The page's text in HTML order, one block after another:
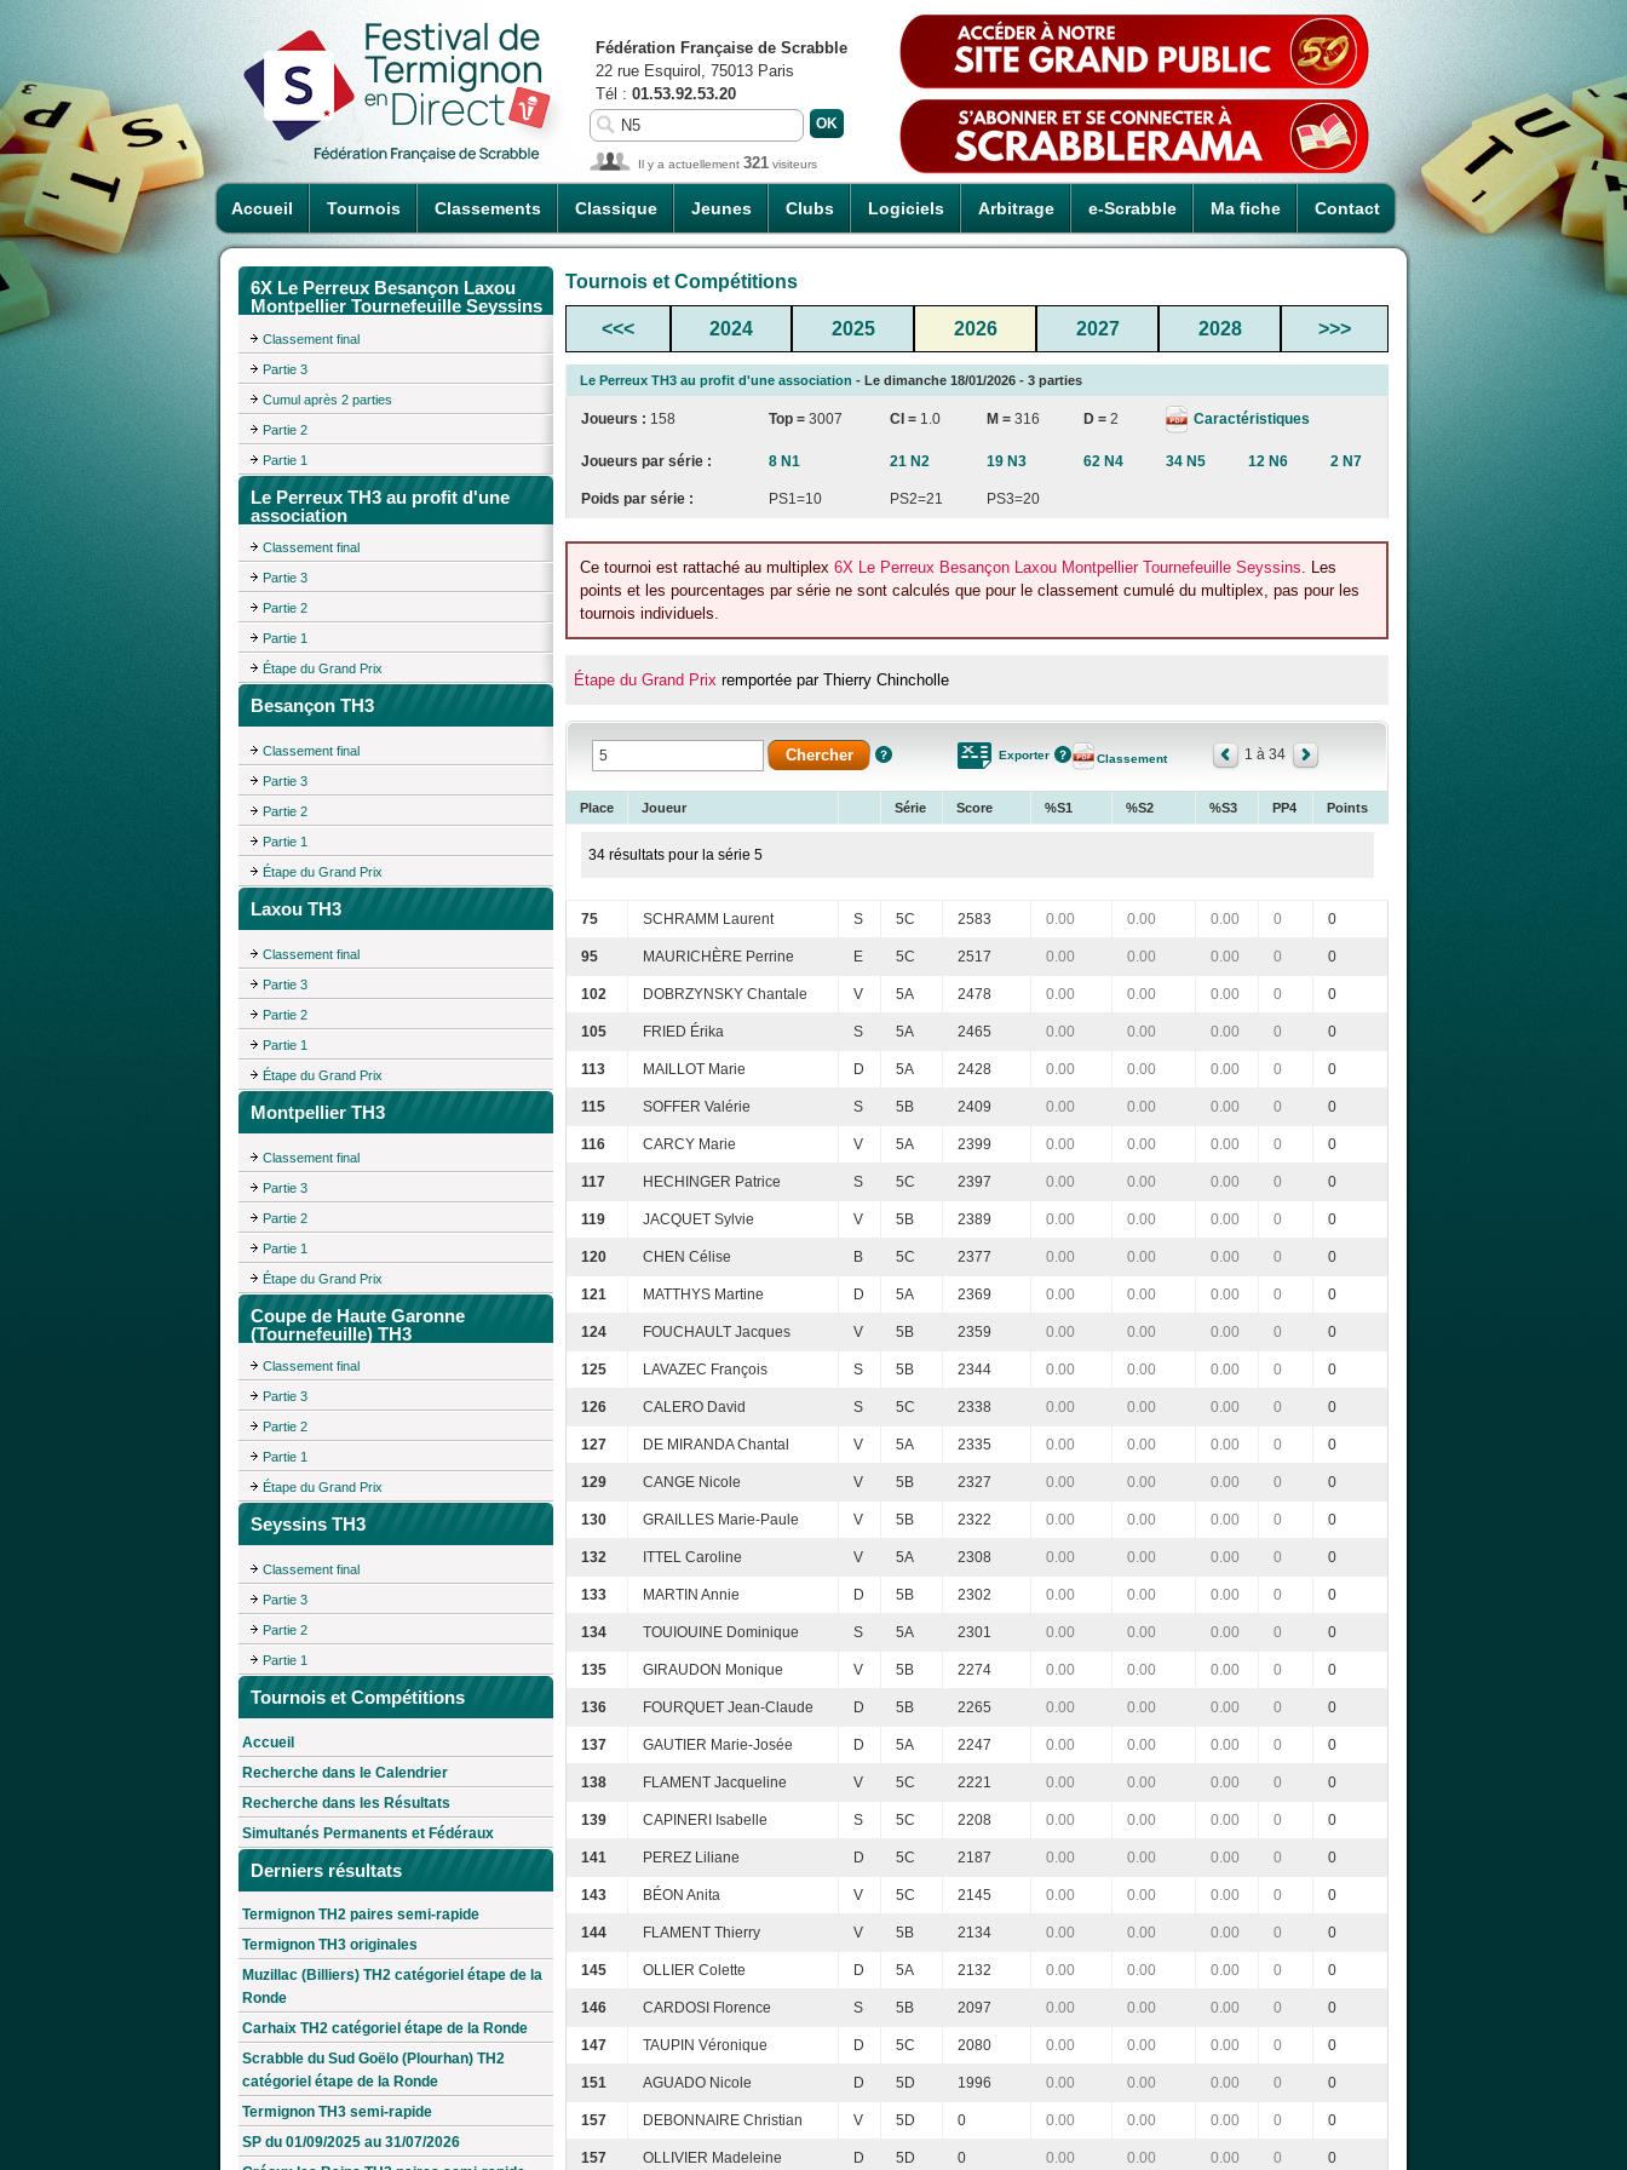
Accueil Tournois Classements Classique Jeunes Clubs Logiciels Arbitrage e-Scrabble Ma fiche Contact
Fédération Française de Scrabble
22 rue Esquirol, 75013 Paris
Tél : 01.53.92.53.20
Il y a actuellement 321 visiteurs
6X Le Perreux Besançon Laxou
Montpellier Tournefeuille Seyssins
Classement final
Partie 3
Cumul après 2 parties
Partie 2
Partie 1
Le Perreux TH3 au profit d'une
association
Classement final
Partie 3
Partie 2
Partie 1
Étape du Grand Prix
Besançon TH3
Classement final
Partie 3
Partie 2
Partie 1
Étape du Grand Prix
Laxou TH3
Classement final
Partie 3
Partie 2
Partie 1
Étape du Grand Prix
Montpellier TH3
Classement final
Partie 3
Partie 2
Partie 1
Étape du Grand Prix
Coupe de Haute Garonne
(Tournefeuille) TH3
Classement final
Partie 3
Partie 2
Partie 1
Étape du Grand Prix
Seyssins TH3
Classement final
Partie 3
Partie 2
Partie 1
Tournois et Compétitions
Accueil
Recherche dans le Calendrier
Recherche dans les Résultats
Simultanés Permanents et Fédéraux
Derniers résultats
Termignon TH2 paires semi-rapide
Termignon TH3 originales
Muzillac (Billiers) TH2 catégoriel étape de la
Ronde
Carhaix TH2 catégoriel étape de la Ronde
Scrabble du Sud Goëlo (Plourhan) TH2
catégoriel étape de la Ronde
Termignon TH3 semi-rapide
SP du 01/09/2025 au 31/07/2026
Tournois et Compétitions
<<< 2024 2025 2026 2027 2028 >>>
Le Perreux TH3 au profit d'une association - Le dimanche 18/01/2026 - 3 parties
Joueurs : 158 Top = 3007 CI = 1.0 M = 316 D = 2 Caractéristiques
Joueurs par série : 8 N1 21 N2 19 N3 62 N4 34 N5 12 N6 2 N7
Poids par série : PS1=10 PS2=21 PS3=20
Ce tournoi est rattaché au multiplex 6X Le Perreux Besançon Laxou Montpellier Tournefeuille Seyssins. Les
points et les pourcentages par série ne sont calculés que pour le classement cumulé du multiplex, pas pour les
tournois individuels.
Étape du Grand Prix remportée par Thierry Chincholle
Exporter Classement 1 à 34
Place Joueur Série Score %S1 %S2 %S3 PP4 Points
34 résultats pour la série 5
75 SCHRAMM Laurent S 5C 2583 0.00 0.00 0.00 0 0
95 MAURICHÈRE Perrine E 5C 2517 0.00 0.00 0.00 0 0
102 DOBRZYNSKY Chantale V 5A 2478 0.00 0.00 0.00 0 0
105 FRIED Érika S 5A 2465 0.00 0.00 0.00 0 0
113 MAILLOT Marie D 5A 2428 0.00 0.00 0.00 0 0
115 SOFFER Valérie S 5B 2409 0.00 0.00 0.00 0 0
116 CARCY Marie V 5A 2399 0.00 0.00 0.00 0 0
117 HECHINGER Patrice S 5C 2397 0.00 0.00 0.00 0 0
119 JACQUET Sylvie V 5B 2389 0.00 0.00 0.00 0 0
120 CHEN Célise B 5C 2377 0.00 0.00 0.00 0 0
121 MATTHYS Martine D 5A 2369 0.00 0.00 0.00 0 0
124 FOUCHAULT Jacques V 5B 2359 0.00 0.00 0.00 0 0
125 LAVAZEC François S 5B 2344 0.00 0.00 0.00 0 0
126 CALERO David S 5C 2338 0.00 0.00 0.00 0 0
127 DE MIRANDA Chantal V 5A 2335 0.00 0.00 0.00 0 0
129 CANGE Nicole V 5B 2327 0.00 0.00 0.00 0 0
130 GRAILLES Marie-Paule V 5B 2322 0.00 0.00 0.00 0 0
132 ITTEL Caroline V 5A 2308 0.00 0.00 0.00 0 0
133 MARTIN Annie D 5B 2302 0.00 0.00 0.00 0 0
134 TOUIOUINE Dominique S 5A 2301 0.00 0.00 0.00 0 0
135 GIRAUDON Monique V 5B 2274 0.00 0.00 0.00 0 0
136 FOURQUET Jean-Claude D 5B 2265 0.00 0.00 0.00 0 0
137 GAUTIER Marie-Josée D 5A 2247 0.00 0.00 0.00 0 0
138 FLAMENT Jacqueline V 5C 2221 0.00 0.00 0.00 0 0
139 CAPINERI Isabelle S 5C 2208 0.00 0.00 0.00 0 0
141 PEREZ Liliane D 5C 2187 0.00 0.00 0.00 0 0
143 BÉON Anita V 5C 2145 0.00 0.00 0.00 0 0
144 FLAMENT Thierry V 5B 2134 0.00 0.00 0.00 0 0
145 OLLIER Colette D 5A 2132 0.00 0.00 0.00 0 0
146 CARDOSI Florence S 5B 2097 0.00 0.00 0.00 0 0
147 TAUPIN Véronique D 5C 2080 0.00 0.00 0.00 0 0
151 AGUADO Nicole D 5D 1996 0.00 0.00 0.00 0 0
157 DEBONNAIRE Christian V 5D 0 0.00 0.00 0.00 0 0
157 OLLIVIER Madeleine D 5D 0 0.00 0.00 0.00 0 0